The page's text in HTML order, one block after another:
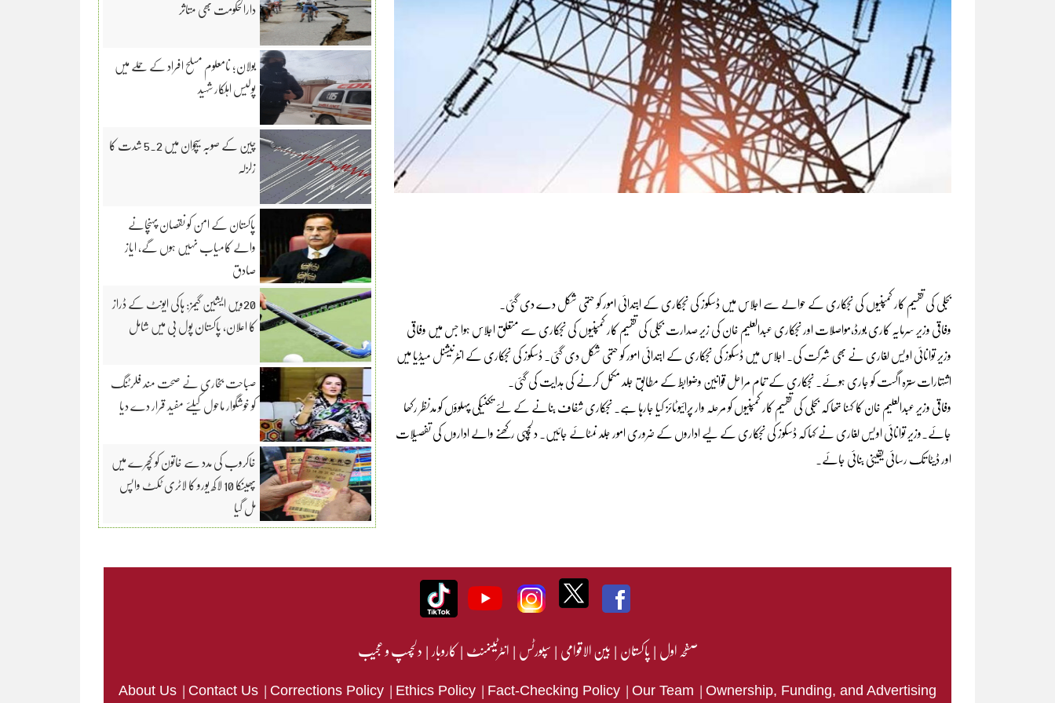
بجلی کی تقسیم کار کمپنیوں کی نجکاری کے حوالے سے اجلاس میں ڈسکوز کی نجکاری کے ابتدائی امور کو حتمی شکل دے دی گئی۔
وفاقی وزیر سرمایہ کاری بورڈ،مواصلات اور نجکاری عبدالعلیم خان کی زیر صدارت بجلی کی تقسیم کار کمپنیوں کی نجکاری سے متعلق اجلاس ہوا جس میں وفاقی
وزیر توانائی اویس لغاری نے بھی شرکت کی۔ اجلاس میں ڈسکوز کی نجکاری کے ابتدائی امور کو حتمی شکل دی گئی۔ ڈسکوز کی نجکاری کے انٹرنیشنل میڈیا میں
اشتہارات سترہ اگست کو جاری ہوئے۔ نجکاری کے تمام مراحل قوانین وضوابط کے مطابق جلد مکمل کرنے کی ہدایت کی گئی۔
وفاقی وزیر عبدالعلیم خان کا کہنا تھا کہ بجلی کی تقسیم کار کمپنیوں کو مرحلہ وار پرائیوٹائز کیا جارہا ہے۔ نجکاری شفاف بنانے کے لئے تکنیکی پہلوؤں کو مدنظر رکھا
جائے۔وزیر توانائی اویس لغاری نے کہا کہ ڈسکوز کی نجکاری کے لیے اداروں کے ضروری امور جلد نمٹائے جائیں۔ دلچسپی رکھنے والے اداروں کی تفصیلات
اور ڈیٹا تک رسائی یقینی بنائی جائے۔
دارالحکومت بھی متاثر
بولان؛ نامعلوم مسلح افراد کے حملے میں
پولیس اہلکار شہید
چین کے صوبہ سیچوان میں 5.2 شدت کا
زلزلہ
پاکستان کے امن کو نقصان پہنچانے
والے کامیاب نہیں ہوں گے، ایاز
صادق
20ویں ایشین گیمز: ہاکی ایونٹ کے ڈراز
کا اعلان، پاکستان پول بی میں شامل
صباحت بخاری نے صحت مند فلرٹنگ
کو خوشگوار ماحول کیلئے مفید قرار دے دیا
خاکروب کی مدد سے خاتون کو کچرے میں
پھینکا 10 لاکھ یورو کا لاٹری ٹکٹ واپس
مل گیا
صفحہ اول|پاکستان|بین الاقوامی|سپورٹس|انٹرٹینمنٹ|کاروبار|دلچسپ و عجیب
About Us | Contact Us | Corrections Policy | Ethics Policy | Fact-Checking Policy | Our Team | Ownership, Funding, and Advertising